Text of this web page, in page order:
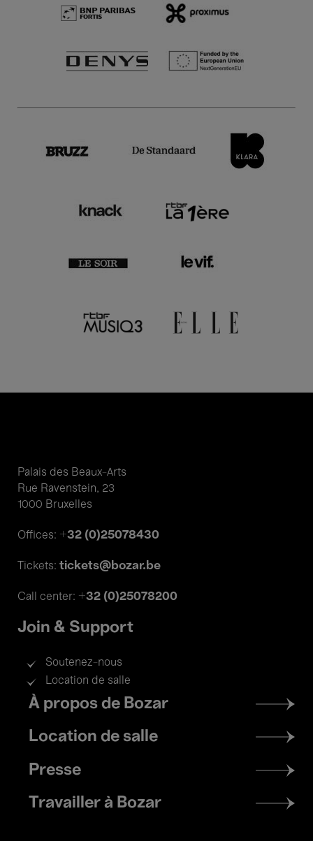
Palais des Beaux-Arts
Rue Ravenstein, 23
1000 Bruxelles
Offices: +32 (0)25078430
Tickets: tickets@bozar.be
Call center: +32 (0)25078200
Join & Support
Soutenez-nous
Location de salle
Footer
menu
À propos de Bozar
Location de salle
Presse
Travailler à Bozar